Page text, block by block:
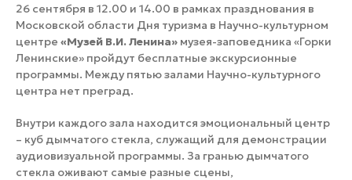
26 сентября в 12.00 и 14.00 в рамках празднования в
Московской области Дня туризма в Научно-культурном
центре «Музей В.И. Ленина» музея-заповедника «Горки
Ленинские» пройдут бесплатные экскурсионные
программы. Между пятью залами Научно-культурного
центра нет преград.
Внутри каждого зала находится эмоциональный центр
– куб дымчатого стекла, служащий для демонстрации
аудиовизуальной программы. За гранью дымчатого
стекла оживают самые разные сцены,